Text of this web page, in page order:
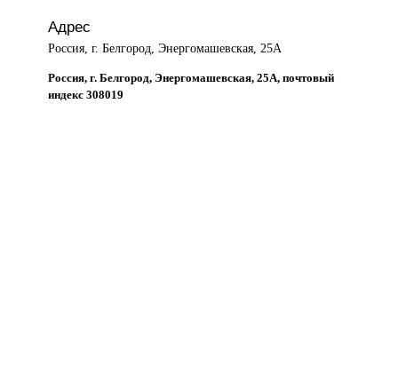
Адрес
Россия, г. Белгород, Энергомашевская, 25А
Россия, г. Белгород, Энергомашевская, 25А, почтовый
индекс 308019